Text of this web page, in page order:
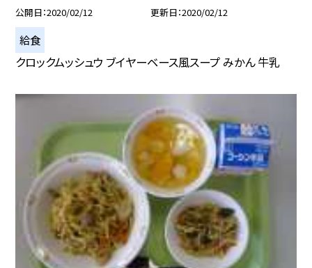
公開日 2020/02/12 更新日 2020/02/12
給食
クロックムッシュウ ブイヤーベース風スープ みかん 牛乳